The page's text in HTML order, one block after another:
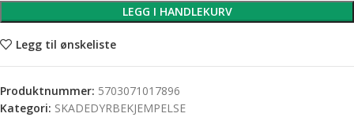
LEGG I HANDLEKURV
Legg til ønskeliste
Produktnummer: 5703071017896
Kategori: SKADEDYRBEKJEMPELSE